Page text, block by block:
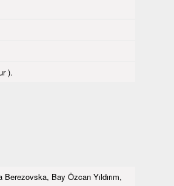
).
Bay Özcan Yıldırım,